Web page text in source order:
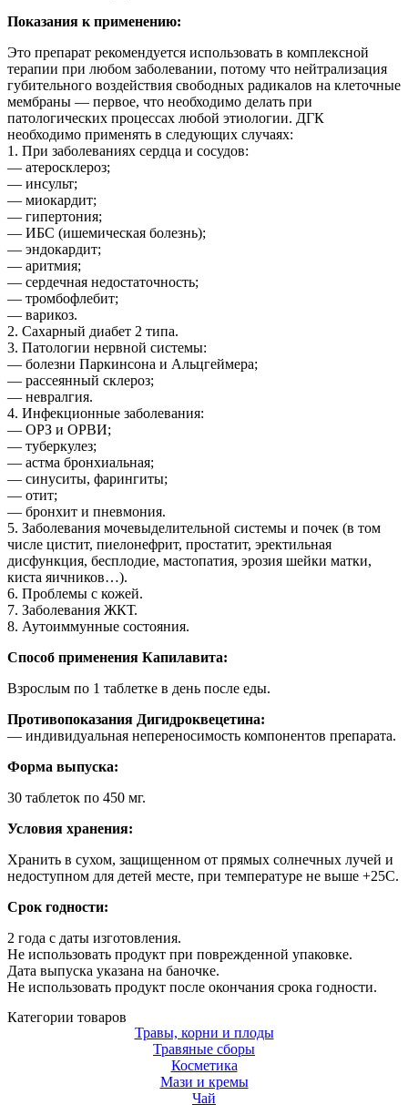
Показания к применению:
Это препарат рекомендуется использовать в комплексной
терапии при любом заболевании, потому что нейтрализация
губительного воздействия свободных радикалов на клеточные
мембраны — первое, что необходимо делать при
патологических процессах любой этиологии. ДГК
необходимо применять в следующих случаях:
1. При заболеваниях сердца и сосудов:
— атеросклероз;
— инсульт;
— миокардит;
— гипертония;
— ИБС (ишемическая болезнь);
— эндокардит;
— аритмия;
— сердечная недостаточность;
— тромбофлебит;
— варикоз.
2. Сахарный диабет 2 типа.
3. Патологии нервной системы:
— болезни Паркинсона и Альцгеймера;
— рассеянный склероз;
— невралгия.
4. Инфекционные заболевания:
— ОРЗ и ОРВИ;
— туберкулез;
— астма бронхиальная;
— синуситы, фарингиты;
— отит;
— бронхит и пневмония.
5. Заболевания мочевыделительной системы и почек (в том
числе цистит, пиелонефрит, простатит, эректильная
дисфункция, бесплодие, мастопатия, эрозия шейки матки,
киста яичников…).
6. Проблемы с кожей.
7. Заболевания ЖКТ.
8. Аутоиммунные состояния.
Способ применения Капилавита:
Взрослым по 1 таблетке в день после еды.
Противопоказания Дигидроквецетина:
— индивидуальная непереносимость компонентов препарата.
Форма выпуска:
30 таблеток по 450 мг.
Условия хранения:
Хранить в сухом, защищенном от прямых солнечных лучей и
недоступном для детей месте, при температуре не выше +25С.
Срок годности:
2 года с даты изготовления.
Не использовать продукт при поврежденной упаковке.
Дата выпуска указана на баночке.
Не использовать продукт после окончания срока годности.
Категории товаров
Травы, корни и плоды
Травяные сборы
Косметика
Мази и кремы
Чай